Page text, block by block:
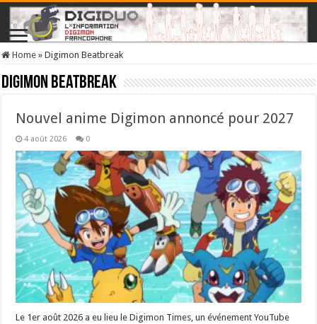
Home » Digimon Beatbreak
Digimon Beatbreak
Nouvel anime Digimon annoncé pour 2027
4 août 2026 0
Le 1er août 2026 a eu lieu le Digimon Times, un événement YouTube